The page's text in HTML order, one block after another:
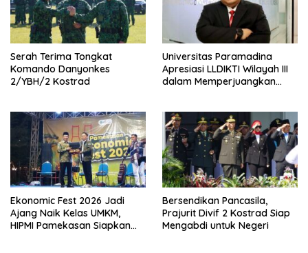
Serah Terima Tongkat
Komando Danyonkes
2/YBH/2 Kostrad
Universitas Paramadina
Apresiasi LLDIKTI Wilayah III
dalam Memperjuangkan
Ekonomic Fest 2026 Jadi
Ajang Naik Kelas UMKM,
HIPMI Pamekasan Siapkan
Bersendikan Pancasila,
Prajurit Divif 2 Kostrad Siap
Mengabdi untuk Negeri